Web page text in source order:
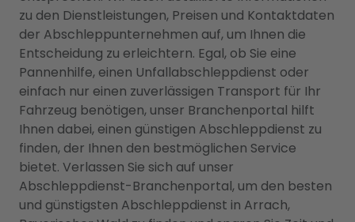
zu den Dienstleistungen, Preisen und Kontaktdaten
der Abschleppunternehmen auf, um Ihnen die
Entscheidung zu erleichtern. Egal, ob Sie eine
Pannenhilfe, einen Unfallabschleppdienst oder
einfach nur einen zuverlässigen Transport für Ihr
Fahrzeug benötigen, unser Branchenportal hilft
Ihnen dabei, einen günstigen Abschleppdienst zu
finden, der Ihnen den bestmöglichen Service
bietet. Verlassen Sie sich auf unser
Abschleppdienst-Branchenportal, um den besten
und günstigsten Abschleppdienst in Arrach,